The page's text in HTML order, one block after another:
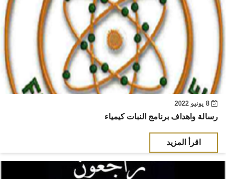
رسالة واهداف برنامج النبات كيمياء
اقرأ المزيد